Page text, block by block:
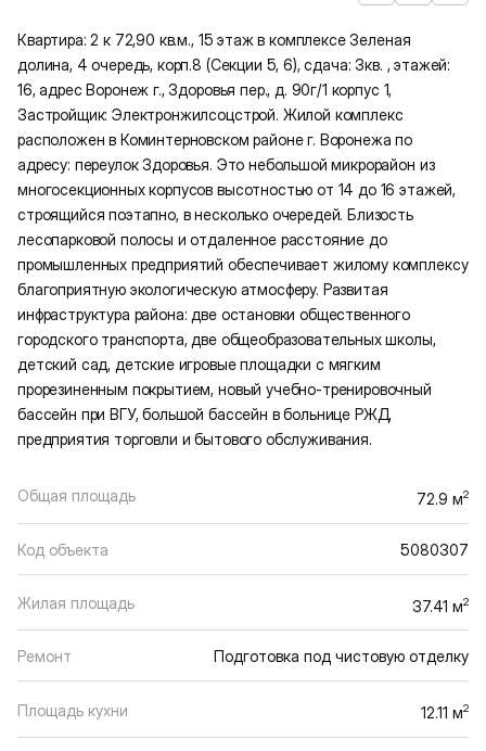
Квартира: 2 к 72,90 кв.м., 15 этаж в комплексе Зеленая
долина, 4 очередь, корп.8 (Секции 5, 6), сдача: 3кв. , этажей:
16, адрес Воронеж г., Здоровья пер., д. 90г/1 корпус 1,
Застройщик: Электронжилсоцстрой. Жилой комплекс
расположен в Коминтерновском районе г. Воронежа по
адресу: переулок Здоровья. Это небольшой микрорайон из
многосекционных корпусов высотностью от 14 до 16 этажей,
строящийся поэтапно, в несколько очередей. Близость
лесопарковой полосы и отдаленное расстояние до
промышленных предприятий обеспечивает жилому комплексу
благоприятную экологическую атмосферу. Развитая
инфраструктура района: две остановки общественного
городского транспорта, две общеобразовательных школы,
детский сад, детские игровые площадки с мягким
прорезиненным покрытием, новый учебно-тренировочный
бассейн при ВГУ, большой бассейн в больнице РЖД,
предприятия торговли и бытового обслуживания.
Общая площадь 72.9 м2
Код объекта 5080307
Жилая площадь 37.41 м2
Ремонт Подготовка под чистовую отделку
Площадь кухни 12.11 м2